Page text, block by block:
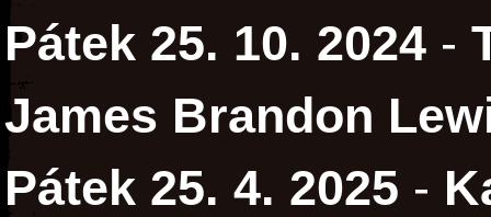
Pátek 25. 10. 2024 -
James Brandon
Pátek 25. 4. 2025 -